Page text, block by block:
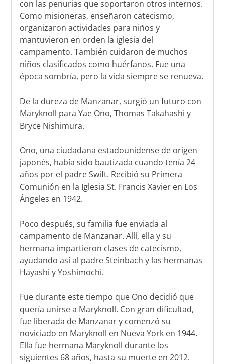
con las penurias que soportaron otros internos.
Como misioneras, enseñaron catecismo,
organizaron actividades para niños y
mantuvieron en orden la iglesia del
campamento. También cuidaron de muchos
niños clasificados como huérfanos. Fue una
época sombría, pero la vida siempre se renueva.
De la dureza de Manzanar, surgió un futuro con
Maryknoll para Yae Ono, Thomas Takahashi y
Bryce Nishimura.
Ono, una ciudadana estadounidense de origen
japonés, había sido bautizada cuando tenía 24
años por el padre Swift. Recibió su Primera
Comunión en la Iglesia St. Francis Xavier en Los
Ángeles en 1942.
Poco después, su familia fue enviada al
campamento de Manzanar. Allí, ella y su
hermana impartieron clases de catecismo,
ayudando así al padre Steinbach y las hermanas
Hayashi y Yoshimochi.
Fue durante este tiempo que Ono decidió que
quería unirse a Maryknoll. Con gran dificultad,
fue liberada de Manzanar y comenzó su
noviciado en Maryknoll en Nueva York en 1944.
Ella fue hermana Maryknoll durante los
siguientes 68 años, hasta su muerte en 2012.